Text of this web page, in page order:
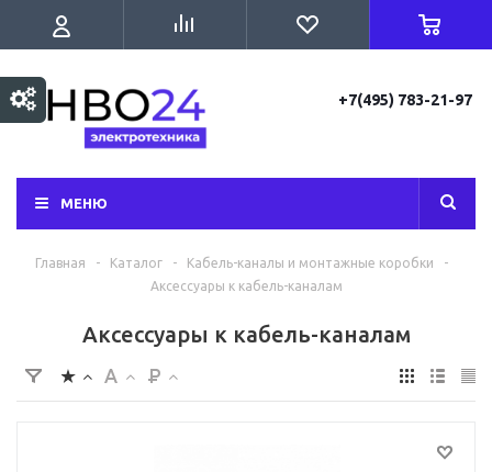
+7(495) 783-21-97
МЕНЮ
Главная - Каталог - Кабель-каналы и монтажные коробки
-
Аксессуары к кабель-каналам
Аксессуары к кабель-каналам